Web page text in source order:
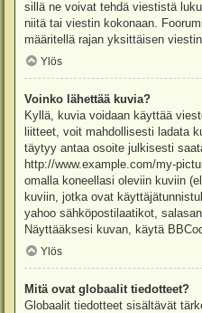
sillä ne voivat tehdä viestistä
niitä tai viestin kokonaan.
määritellä rajan yksittäisen
Ylös
Voinko lähettää kuvia?
Kyllä, kuvia voidaan käyttää
liitteet, voit mahdollisesti ladata
täytyy antaa osoite julkisesti
http://www.example.com/my-
omalla koneellasi oleviin kuviin
kuviin, jotka ovat
yahoo sähköpostilaatikot,
Näyttääksesi kuvan, käytä
Ylös
Mitä ovat globaalit tiedotteet?
Globaalit tiedotteet sisältävät